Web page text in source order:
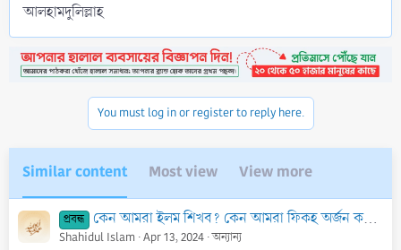
আলহামদুলিল্লাহ
You must log in or register to reply here.
Similar content Most view View more
প্রবন্ধ কেন আমরা ইলম শিখব? কেন আমরা ফিকহ অর্জন করব? কেন আমরা ইলম হাসিল করব?
Shahidul Islam Apr 13, 2024 অন্যান্য